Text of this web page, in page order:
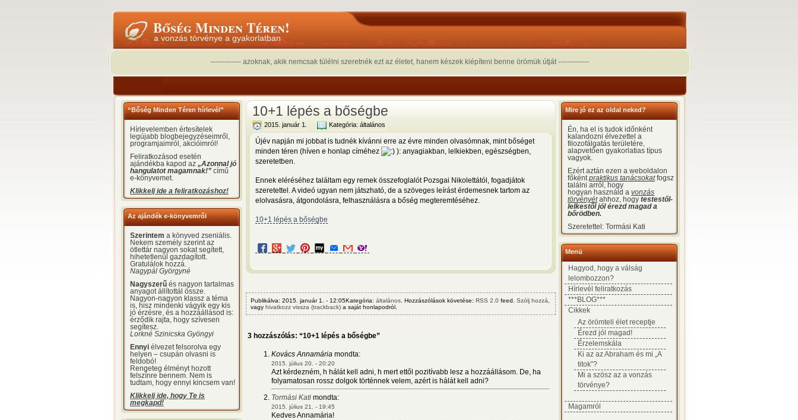
Bőség Minden Téren!
a vonzás törvénye a gyakorlatban
------------- azoknak, akik nemcsak túlélni szeretnék ezt az életet, hanem készek kiépíteni benne örömük útját -------------
“Bőség Minden Téren hírlevél”
Hírlevelemben értesítelek
legújabb blogbejegyzéseimről,
programjaimról, akcióimról!
Feliratkozásod esetén
ajándékba kapod az „Azonnal jó
hangulatot magamnak!” című
e-könyvemet.
Klikkelj ide a feliratkozáshoz!
Az ajándék e-könyvemről
Szerintem a könyved zseniális.
Nekem személy szerint az
ötlettár nagyon sokat segített,
hihetetlenül gazdagított.
Gratulálok hozzá.
Nagypál Györgyné
Nagyszerű és nagyon tartalmas
anyagot állítottál össze.
Nagyon-nagyon klassz a téma
is, hisz mindenki vágyik egy kis
jó érzésre, és a hozzáállásod is:
érződik rajta, hogy szívesen
segítesz.
Lorkné Szinicska Gyöngyi
Ennyi élvezet felsorolva egy
helyen – csupán olvasni is
feldobó!
Rengeteg élményt hozott
felszínre bennem. Nem is
tudtam, hogy ennyi kincsem van!
Klikkelj ide, hogy Te is
megkapd!
10+1 lépés a bőségbe
2015. január 1. Kategória: általános
Újév napján mi jobbat is tudnék kívánni erre az évre minden olvasómnak, mint bőséget
minden téren (híven e honlap címéhez
): anyagiakban, lelkiekben, egészségben,
szeretetben.
Ennek eléréséhez találtam egy remek összefoglalót Pozsgai Nikolettától, fogadjátok
szeretettel. A videó ugyan nem játszható, de a szöveges leírást érdemesnek tartom az
elolvasásra, átgondolásra, felhasználásra a bőség megteremtéséhez.
10+1 lépés a bőségbe
Publikálva: 2015. január 1. - 12:05Kategória: általános . Hozzászólások követése: RSS 2.0 feed. Szólj hozzá
vagy hivatkozz vissza (trackback) a saját honlapodról.
3 hozzászólás: “10+1 lépés a bőségbe”
Kovács Annamária mondta:
2015. július 20. - 20:20
Azt kérdezném, h hálát kell adni, h mert ettől pozitívabb lesz a hozzáállásom. De, ha
folyamatosan rossz dolgok történnek velem, azért is hálát kell adni?
Tormási Kati mondta:
2015. július 21. - 19:45
Kedves Annamária!
Mire jó ez az oldal neked?
Én, ha el is tudok időnként
kalandozni élvezettel a
filozofálgatás területére,
alapvetően gyakorlatias típus
vagyok.
Ezért aztán ezen a weboldalon
főként praktikus tanácsokatfogsz
találni arról, hogy
hogyan használd a vonzás
törvényétahhoz, hogy testestől-
lelkestől jól érezd magad a
bőrödben.
Szeretettel: Tormási Kati
Menü
Hagyod, hogy a válság
lelombozzon?
Hírlevél feliratkozás
***BLOG***
Cikkek
Az örömteli élet receptje
Érezd jól magad!
Érzelemskála
Ki az az Abraham és mi „A
titok”?
Mi a szösz az a vonzás
törvénye?
Magamról